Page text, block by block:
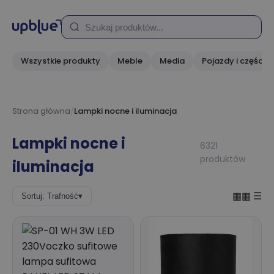
Wszystkie produkty Meble Media Pojazdy i części
Strona główna Lampki nocne i iluminacja
Lampki nocne i
iluminacja
6321
produktów
Sortuj: Trafność▾ ▦▦ ☰